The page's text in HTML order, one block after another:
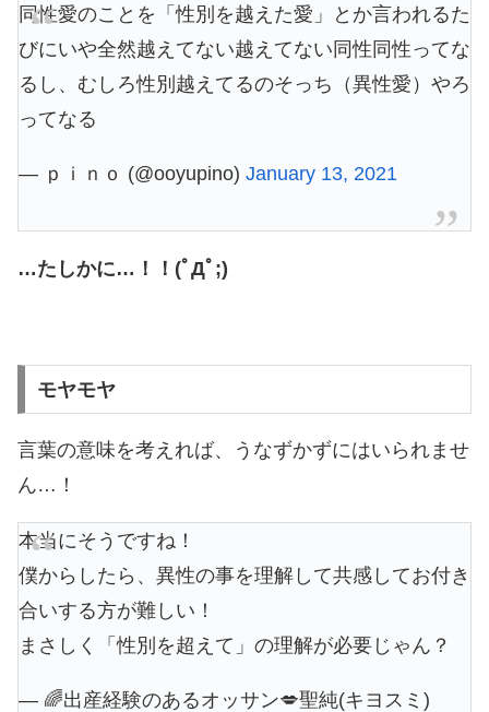
同性愛のことを「性別を越えた愛」とか言われるた
びにいや全然越えてない越えてない同性同性ってな
るし、むしろ性別越えてるのそっち（異性愛）やろ
ってなる
— ｐｉｎｏ (@ooyupino) January 13, 2021
…たしかに…！！(ﾟДﾟ;)
モヤモヤ
言葉の意味を考えれば、うなずかずにはいられませ
ん…！
本当にそうですね！
僕からしたら、異性の事を理解して共感してお付き
合いする方が難しい！
まさしく「性別を超えて」の理解が必要じゃん？
— 🌈出産経験のあるオッサン💋聖純(キヨスミ)